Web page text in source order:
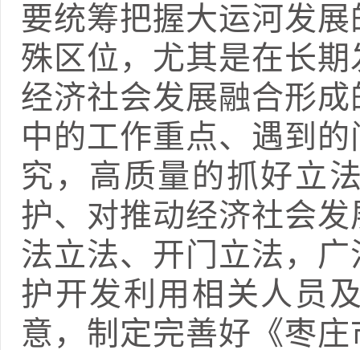
要统筹把握大运河发
殊区位，尤其是在长
经济社会发展融合形
中的工作重点、遇到
究，高质量的抓好立
护、对推动经济社会
法立法、开门立法，
护开发利用相关人员
意，制定完善好《枣